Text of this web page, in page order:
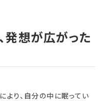
発想が広がった
より、自分の中に眠ってい